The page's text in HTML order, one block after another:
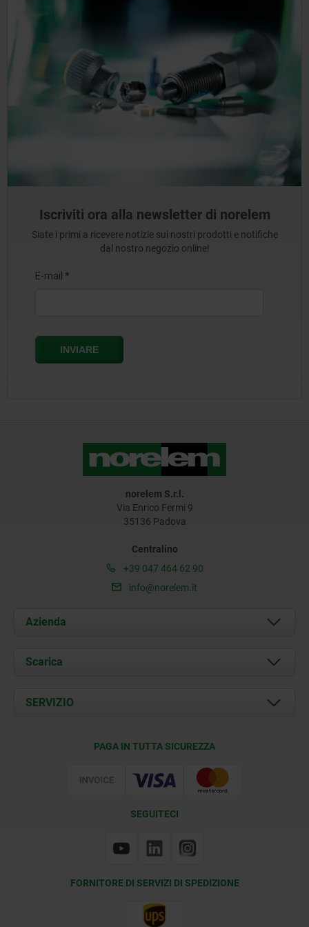
Iscriviti ora alla newsletter di norelem
Siate i primi a ricevere notizie sui nostri prodotti e notifiche
dal nostro negozio online!
norelem S.r.l.
Via Enrico Fermi 9
35136 Padova
Centralino
+39 047 464 62 90
info@norelem.it
Azienda
Chi siamo
Contatti
Scarica
Documents
SERVIZIO
PAGA IN TUTTA SICUREZZA
SEGUITECI
FORNITORE DI SERVIZI DI SPEDIZIONE